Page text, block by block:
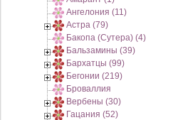
Ангелония (11)
Астра (79)
Бакопа (Сутера) (4)
Бальзамины (39)
Бархатцы (99)
Бегонии (219)
Броваллия
Вербены (30)
Гацания (52)